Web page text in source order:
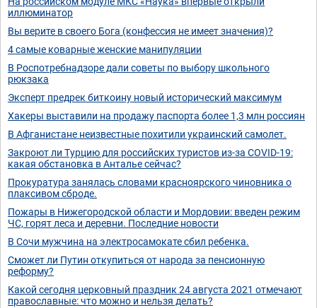
иллюминатор
Вы верите в своего Бога (конфессия не имеет значения)?
4 самые коварные женские манипуляции
В Роспотребнадзоре дали советы по выбору школьного
рюкзака
Эксперт предрек биткоину новый исторический максимум
Хакеры выставили на продажу паспорта более 1,3 млн россиян
В Афганистане неизвестные похитили украинский самолет.
Закроют ли Турцию для российских туристов из-за COVID-19:
какая обстановка в Анталье сейчас?
Прокуратура занялась словами красноярского чиновника о
плаксивом сброде.
Пожары в Нижегородской области и Мордовии: введен режим
ЧС, горят леса и деревни. Последние новости
В Сочи мужчина на электросамокате сбил ребенка.
Сможет ли Путин откупиться от народа за пенсионную
реформу?
Какой сегодня церковный праздник 24 августа 2021 отмечают
православные: что можно и нельзя делать?